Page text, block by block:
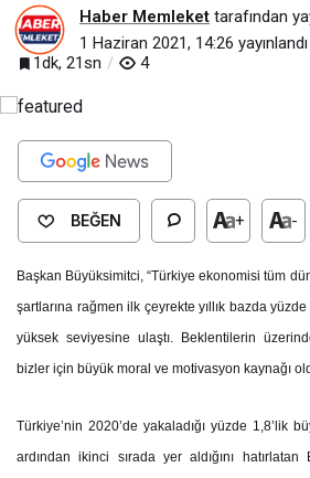
Haber Memleket tarafından
1 Haziran 2021, 14:26 yayınlandı
1dk, 21sn
4
BEĞEN + -
Başkan Büyüksimitci, “Türkiye ekonomisi tüm
şartlarına rağmen ilk çeyrekte yıllık bazda
yüksek seviyesine ulaştı. Beklentilerin
bizler için büyük moral ve motivasyon kaynağı
Türkiye’nin 2020’de yakaladığı yüzde 1,8’lik
ardından ikinci sırada yer aldığını hatırlatan